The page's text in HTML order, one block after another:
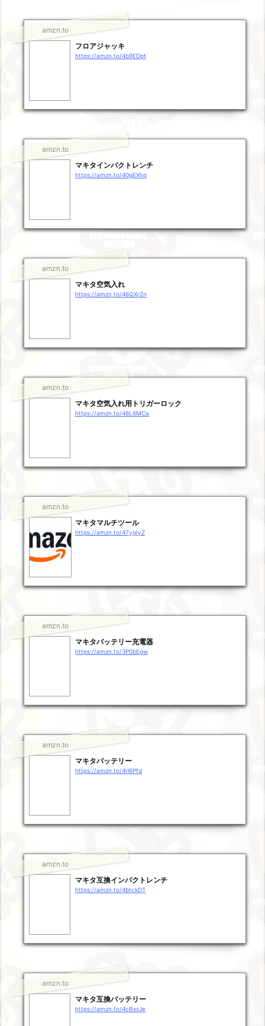
amzn.to
フロアジャッキ
https://amzn.to/4b9EDpt
amzn.to
マキタインパクトレンチ
https://amzn.to/40gEXhp
amzn.to
マキタ空気入れ
https://amzn.to/46QXrZn
amzn.to
マキタ空気入れ用トリガーロック
https://amzn.to/46L6MCa
amzn.to
マキタマルチツール
https://amzn.to/47ygIyZ
amzn.to
マキタバッテリー充電器
https://amzn.to/3P0bEgw
amzn.to
マキタバッテリー
https://amzn.to/4rl6Pfd
amzn.to
マキタ互換インパクトレンチ
https://amzn.to/4btckDT
amzn.to
マキタ互換バッテリー
https://amzn.to/4cBxsJe